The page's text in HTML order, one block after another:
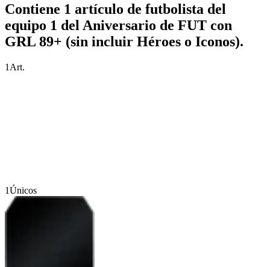
Contiene 1 artículo de futbolista del
equipo 1 del Aniversario de FUT con
GRL 89+ (sin incluir Héroes o Iconos).
1 Art.
1Únicos